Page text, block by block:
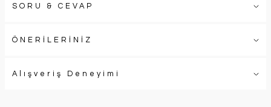
SORU & CEVAP
ÖNERİLERİNİZ
Alışveriş Deneyimi